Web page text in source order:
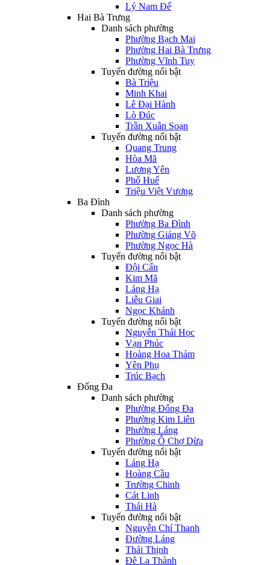
Lý Nam Đế
Hai Bà Trưng
Danh sách phường
Phường Bạch Mai
Phường Hai Bà Trưng
Phường Vĩnh Tuy
Tuyến đường nổi bật
Bà Triệu
Minh Khai
Lê Đại Hành
Lò Đúc
Trần Xuân Soạn
Tuyến đường nổi bật
Quang Trung
Hòa Mã
Lương Yên
Phố Huế
Triệu Việt Vương
Ba Đình
Danh sách phường
Phường Ba Đình
Phường Giảng Võ
Phường Ngọc Hà
Tuyến đường nổi bật
Đội Cấn
Kim Mã
Láng Hạ
Liễu Giai
Ngọc Khánh
Tuyến đường nổi bật
Nguyễn Thái Học
Vạn Phúc
Hoàng Hoa Thám
Yên Phụ
Trúc Bạch
Đống Đa
Danh sách phường
Phường Đống Đa
Phường Kim Liên
Phường Láng
Phường Ô Chợ Dừa
Tuyến đường nổi bật
Láng Hạ
Hoàng Cầu
Trường Chinh
Cát Linh
Thái Hà
Tuyến đường nổi bật
Nguyễn Chí Thanh
Đường Láng
Thái Thịnh
Đê La Thành